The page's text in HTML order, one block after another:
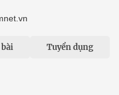
Tuyển dụng